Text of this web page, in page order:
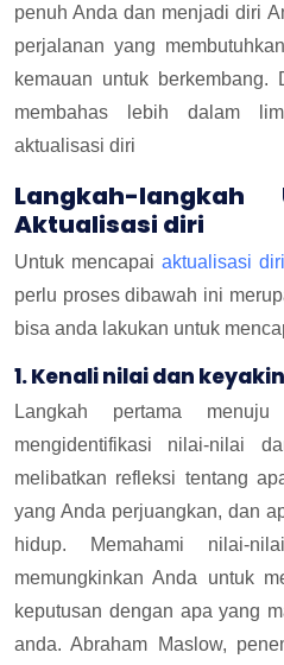
penuh Anda dan menjadi diri
perjalanan yang
kemauan untuk
membahas lebih dalam
aktualisasi diri
Langkah-langkah
Aktualisasi diri
Untuk mencapaiaktualisasi diri
perlu proses dibawah ini
bisa anda lakukan untuk
1. Kenali nilai dan
Langkah pertama
mengidentifikasi nilai-nilai
melibatkan refleksi tentang
yang Anda perjuangkan, dan
hidup. Memahami nilai-
memungkinkan Anda untuk
keputusan dengan apa yang
anda. Abraham Maslow,